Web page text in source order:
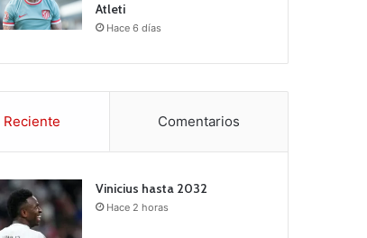
Atleti
Hace 6 días
Reciente Comentarios
Vinicius hasta 2032
Hace 2 horas